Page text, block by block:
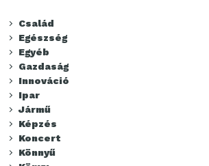
Család
Egészség
Egyéb
Gazdaság
Innováció
Ipar
Jármű
Képzés
Koncert
Könnyű